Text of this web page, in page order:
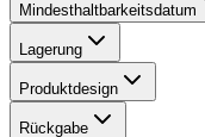
Mindesthaltbarkeitsdatum
Lagerung
Produktdesign
Rückgabe